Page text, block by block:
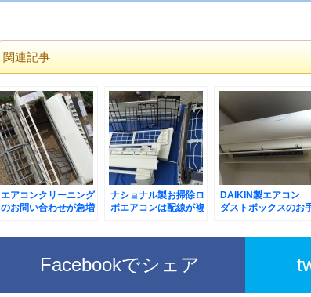
関連記事
エアコンクリーニング
のお問い合わせが急増
ナショナル製お掃除ロ
ボエアコンは配線が複
DAIKIN製エアコン
ダストボックスのお
Facebookでシェア